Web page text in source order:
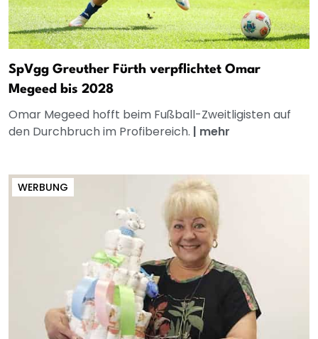
SpVgg Greuther Fürth verpflichtet Omar
Megeed bis 2028
Omar Megeed hofft beim Fußball-Zweitligisten auf
den Durchbruch im Profibereich. | mehr
WERBUNG